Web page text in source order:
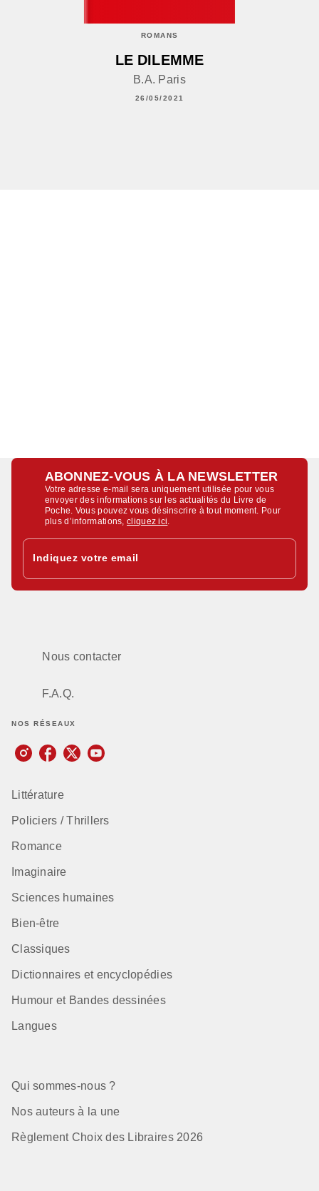
ROMANS
LE DILEMME
B.A. Paris
26/05/2021
ABONNEZ-VOUS À LA NEWSLETTER
Votre adresse e-mail sera uniquement utilisée pour vous
envoyer des informations sur les actualités du Livre de
Poche. Vous pouvez vous désinscrire à tout moment. Pour
plus d’informations,cliquez ici
Indiquez votre email
Nous contacter
F.A.Q.
NOS RÉSEAUX
Littérature
Policiers / Thrillers
Romance
Imaginaire
Sciences humaines
Bien-être
Classiques
Dictionnaires et encyclopédies
Humour et Bandes dessinées
Langues
Qui sommes-nous ?
Nos auteurs à la une
Règlement Choix des Libraires 2026